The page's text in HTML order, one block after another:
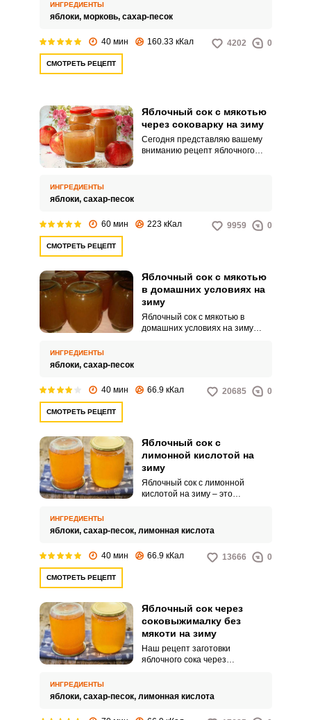
Сладкая морковь отлично
кислинкой.
ИНГРЕДИЕНТЫ
яблоки, морковь, сахар-песок
40 мин 160.33 кКал 4202 0
СМОТРЕТЬ РЕЦЕПТ
Яблочный сок с мякотью
через соковарку на зиму
Сегодня представляю вашему
вниманию рецепт яблочного
ИНГРЕДИЕНТЫ
яблоки, сахар-песок
60 мин 223 кКал 9959 0
СМОТРЕТЬ РЕЦЕПТ
Яблочный сок с мякотью
в домашних условиях на
зиму
Яблочный сок с мякотью в
домашних условиях на зиму
ИНГРЕДИЕНТЫ
яблоки, сахар-песок
40 мин 66.9 кКал 20685 0
СМОТРЕТЬ РЕЦЕПТ
Яблочный сок с
лимонной кислотой на
зиму
Яблочный сок с лимонной
кислотой на зиму – это
подавать в любое время года.
только дольше храниться
приготовленному, но и придаст
ИНГРЕДИЕНТЫ
яблоки, сахар-песок, лимонная кислота
40 мин 66.9 кКал 13666 0
СМОТРЕТЬ РЕЦЕПТ
Яблочный сок через
соковыжималку без
мякоти на зиму
Наш рецепт заготовки
яблочного сока через
хлопотный. Для такой
чистить от сердцевины, а лишь
ИНГРЕДИЕНТЫ
яблоки, сахар-песок, лимонная кислота